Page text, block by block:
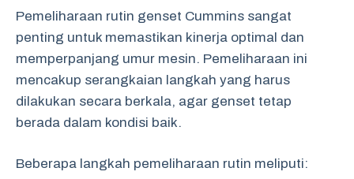
Pemeliharaan rutin genset Cummins sangat
penting untuk memastikan kinerja optimal dan
memperpanjang umur mesin. Pemeliharaan ini
mencakup serangkaian langkah yang harus
dilakukan secara berkala, agar genset tetap
berada dalam kondisi baik.
Beberapa langkah pemeliharaan rutin meliputi: